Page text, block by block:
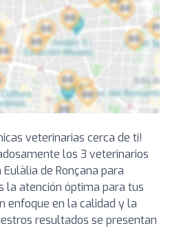
veterinarias cerca de ti!
los 3 veterinarios
de Ronçana para
la atención óptima para tus
enfoque en la calidad y la
resultados se presentan